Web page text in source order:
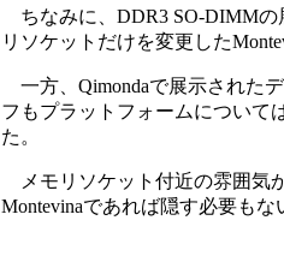
ちなみに、DDR3 SO-DIMMの
リソケットだけを変更した
一方、Qimondaで展示された
フもプラットフォームについて
た。
メモリソケット付近の雰囲気
Montevinaであれば隠す必要も